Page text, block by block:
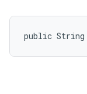
public